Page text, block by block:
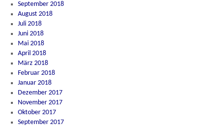
September 2018
August 2018
Juli 2018
Juni 2018
Mai 2018
April 2018
März 2018
Februar 2018
Januar 2018
Dezember 2017
November 2017
Oktober 2017
September 2017